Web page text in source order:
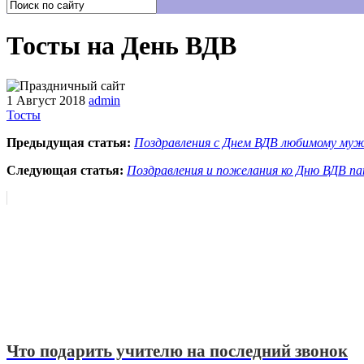
Тосты на День ВДВ
1 Август 2018 admin
Тосты
Предыдущая статья: Поздравления с Днем ВДВ любимому
Следующая статья: Поздравления и пожелания ко Дню ВДВ
Что подарить учителю на последний звонок